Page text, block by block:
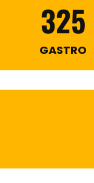
325
GASTRO